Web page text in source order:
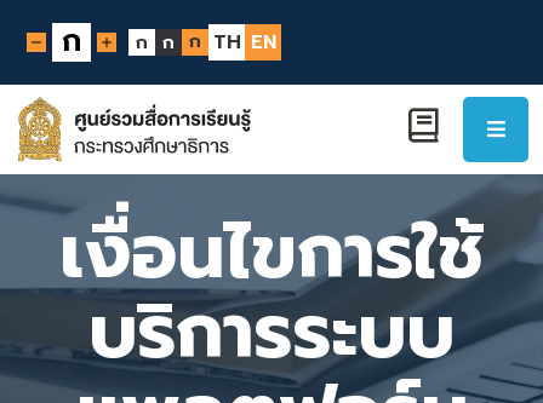
ก ก ก ก TH EN
เงื่อนไขการใช้
บริการระบบ